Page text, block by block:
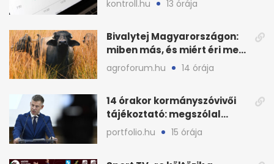
kontroll.hu 13 órája
Bivalytej Magyarországon:
miben más, és miért éri meg
feldolgozni?
agroforum.hu 14 órája
14 órakor kormányszóvivői
tájékoztató: megszólal
Magyar Péter is
portfolio.hu 15 órája